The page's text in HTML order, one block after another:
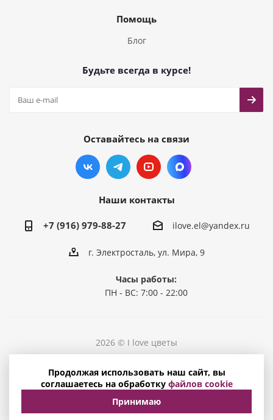
Помощь
Блог
Будьте всегда в курсе!
Оставайтесь на связи
Наши контакты
+7 (916) 979-88-27 ilove.el@yandex.ru
г. Электросталь, ул. Мира, 9
Часы работы:
ПН - ВС: 7:00 - 22:00
2026 © I love цветы
Политика конфиденциальности
Соглашение на обработку персональных данных
Продолжая использовать наш сайт, вы
соглашаетесь на обработку файлов cookie
Принимаю